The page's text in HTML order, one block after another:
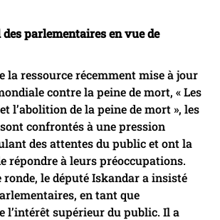
parlementaires en vue de
la ressource récemment mise à jour
contre la peine de mort, « Les
l’abolition de la peine de mort », les
confrontés à une pression
des attentes du public et ont la
répondre à leurs préoccupations.
ronde, le député Iskandar a insisté
en tant que
l’intérêt supérieur du public. Il a